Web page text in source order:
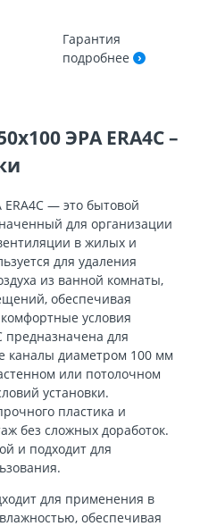
Гарантия
подробнее
ЭРА ERA4C –
— это бытовой
для организации
в жилых и
для удаления
из ванной комнаты,
обеспечивая
условия
предназначена для
каналы диаметром 100 мм
или потолочном
установки.
пластика и
без сложных доработок.
и подходит для
для применения в
обеспечивая